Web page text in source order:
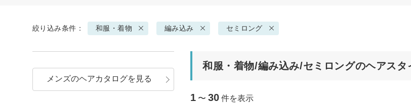
絞り込み条件： 和服・着物 編み込み セミロング
和服・着物/編み込み/セミロングのヘアスタ
1 〜 30 件を表示
メンズのヘアカタログを見る